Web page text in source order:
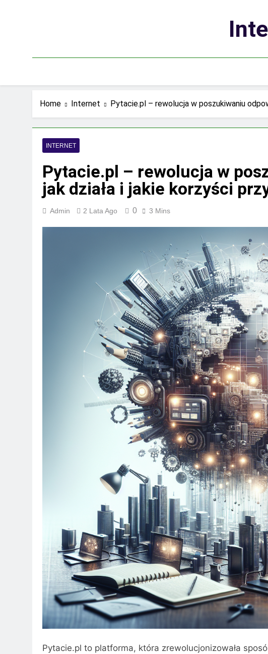
Home Internet Pytacie.pl – rewolucja w poszukiwaniu
INTERNET
Pytacie.pl – rewolucja w
jak działa i jakie korzyści
Admin 2 Lata Ago 0 3 Mins
Pytacie.pl to platforma, która zrewolucjonizowała